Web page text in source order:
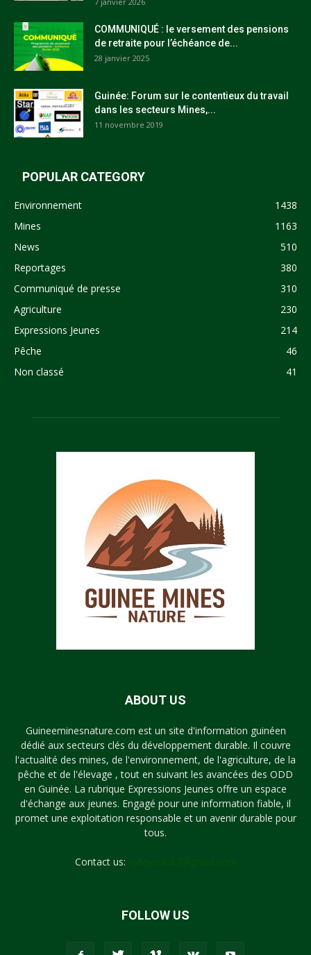
COMMUNIQUÉ : le versement des pensions
de retraite pour l’échéance de...
28 janvier 2025
Guinée: Forum sur le contentieux du travail
dans les secteurs Mines,...
11 novembre 2019
POPULAR CATEGORY
Environnement
1438
Mines
1163
News
510
Reportages
380
Communiqué de presse
310
Agriculture
230
Expressions Jeunes
214
Pêche
46
Non classé
41
ABOUT US
Guineeminesnature.com est un site d'information guinéen
dédié aux secteurs clés du développement durable. Il couvre
l'actualité des mines, de l'environnement, de l'agriculture, de la
pêche et de l'élevage , tout en suivant les avancées des ODD
en Guinée. La rubrique Expressions Jeunes offre un espace
d'échange aux jeunes. Engagé pour une information fiable, il
promet une exploitation responsable et un avenir durable pour
tous.
Contact us:
FOLLOW US